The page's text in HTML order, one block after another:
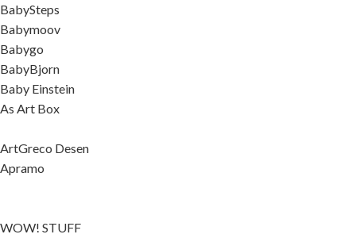
BabySteps
Babymoov
Babygo
BabyBjorn
Baby Einstein
As Art Box
ArtGreco Desen
Apramo
WOW! STUFF